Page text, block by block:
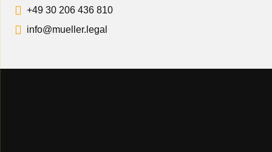
+49 30 206 436 810
info@mueller.legal